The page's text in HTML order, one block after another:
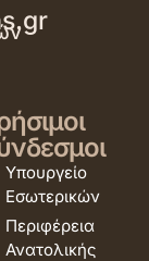
Υπουργείο
Εσωτερικών
Περιφέρεια
Ανατολικής